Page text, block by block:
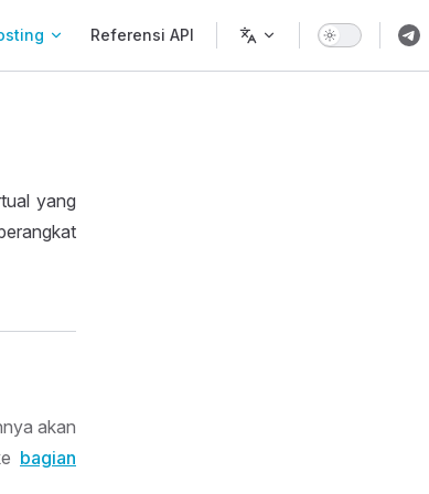
Referensi API
yang
akan
bagian